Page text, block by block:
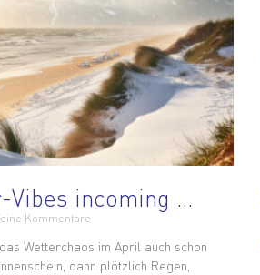
Vibes incoming …
Kommentare
Wetterchaos im April auch schon
dann plötzlich Regen,